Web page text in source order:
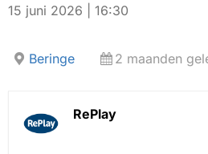
15 juni 2026 | 16:30
Beringe 2 maanden
RePlay